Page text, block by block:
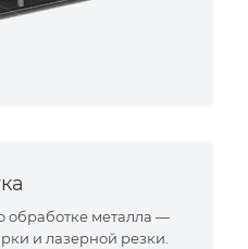
обработке металла —
и лазерной резки.